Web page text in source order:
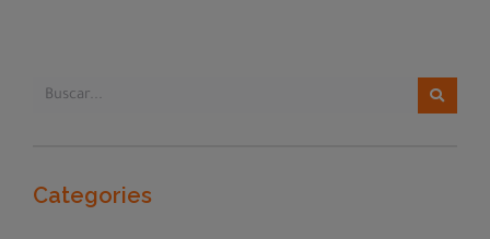
Categories